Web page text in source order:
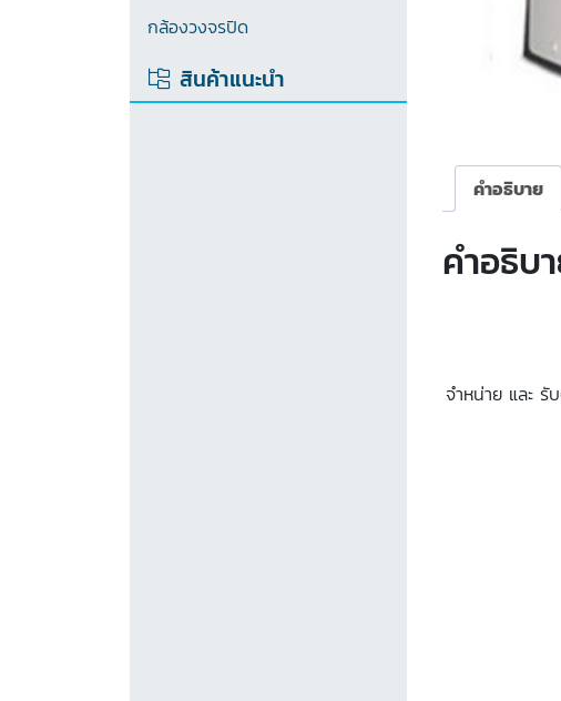
กล้องวงจรปิด
สินค้าแนะนำ
คำอธิบาย
คำอธิบ
จำหน่าย และ รั